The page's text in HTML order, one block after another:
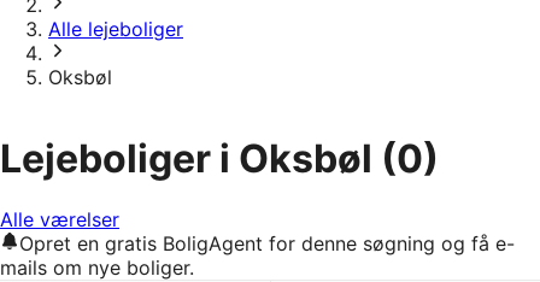
Alle lejeboliger
Oksbøl
Lejeboliger i Oksbøl (0)
Alle værelser
Opret en gratis BoligAgent for denne søgning og få e-
mails om nye boliger.